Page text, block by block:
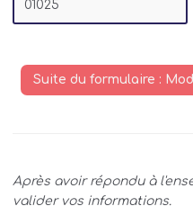
Suite du formulaire :
Après avoir répondu à
valider vos informations.